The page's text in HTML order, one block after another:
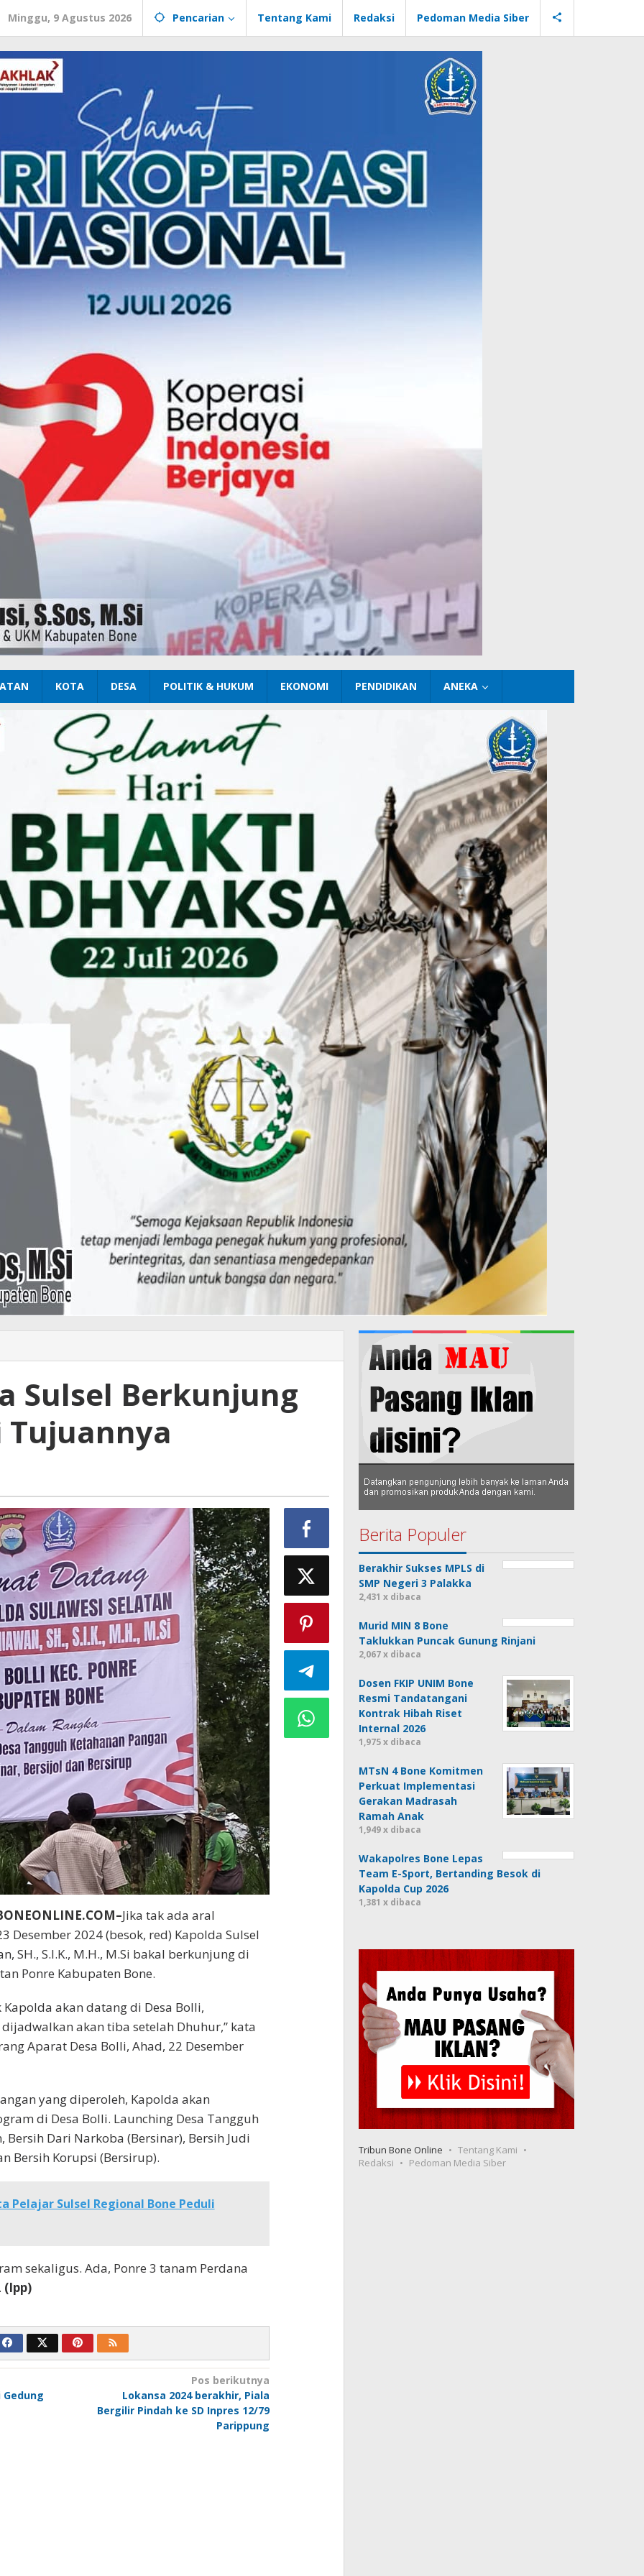
Minggu, 9 Agustus 2026 Pencarian Tentang Kami Redaksi Pedoman Media Siber
KOTA DESA POLITIK & HUKUM EKONOMI PENDIDIKAN ANEKA
Sulsel Berkunjung
Tujuannya
Jika tak ada aral
Desember 2024 (besok, red) Kapolda Sulsel
SH., S.I.K., M.H., M.Si bakal berkunjung di
Ponre Kabupaten Bone.
Kapolda akan datang di Desa Bolli,
akan tiba setelah Dhuhur,” kata
Aparat Desa Bolli, Ahad, 22 Desember
yang diperoleh, Kapolda akan
di Desa Bolli. Launching Desa Tangguh
Bersih Dari Narkoba (Bersinar), Bersih Judi
Bersih Korupsi (Bersirup).
Pelajar Sulsel Regional Bone Peduli
sekaligus. Ada, Ponre 3 tanam Perdana
(Ipp)
Gedung
Pos berikutnya
Lokansa 2024 berakhir, Piala
Bergilir Pindah ke SD Inpres 12/79
Parippung
Berita Populer
Berakhir Sukses MPLS di
SMP Negeri 3 Palakka
2,431 x dibaca
Murid MIN 8 Bone
Taklukkan Puncak Gunung Rinjani
2,067 x dibaca
Dosen FKIP UNIM Bone
Resmi Tandatangani
Kontrak Hibah Riset
Internal 2026
1,975 x dibaca
MTsN 4 Bone Komitmen
Perkuat Implementasi
Gerakan Madrasah
Ramah Anak
1,949 x dibaca
Wakapolres Bone Lepas
Team E-Sport, Bertanding Besok di
Kapolda Cup 2026
1,381 x dibaca
Tribun Bone Online
Tentang Kami
Redaksi
Pedoman Media Siber